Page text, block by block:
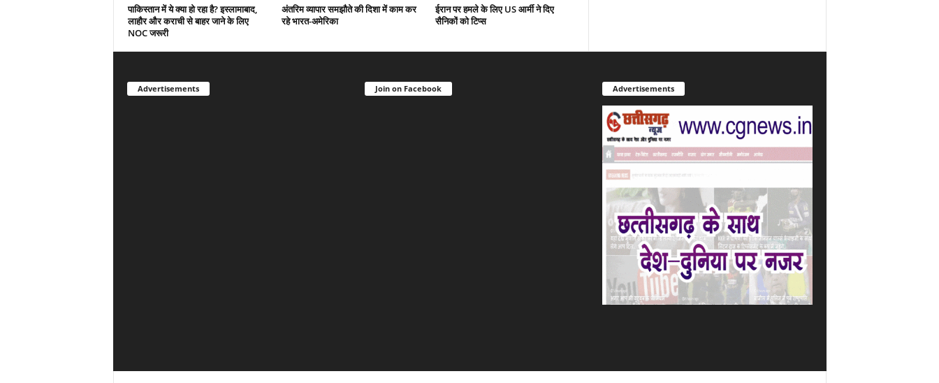
पाकिस्तान में ये क्या हो रहा है? इस्लामाबाद,
लाहौर और कराची से बाहर जाने के लिए
NOC जरूरी
अंतरिम व्यापार समझौते की दिशा में काम कर
रहे भारत-अमेरिका
ईरान पर हमले के लिए US आर्मी ने दिए
सैनिकों को टिप्स
Advertisements Join on Facebook Advertisements